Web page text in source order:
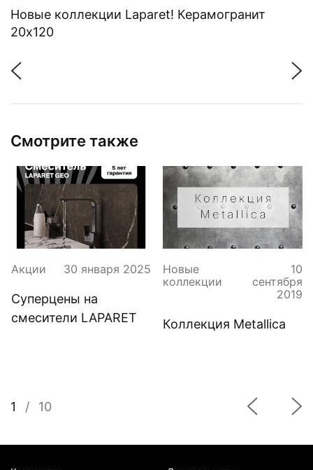
Новые коллекции Laparet! Керамогранит
20х120
Смотрите также
Акции 30 января 2025
Суперцены на
смесители LAPARET
Новые
коллекции
10
сентября
2019
Коллекция Metallica
1 / 10